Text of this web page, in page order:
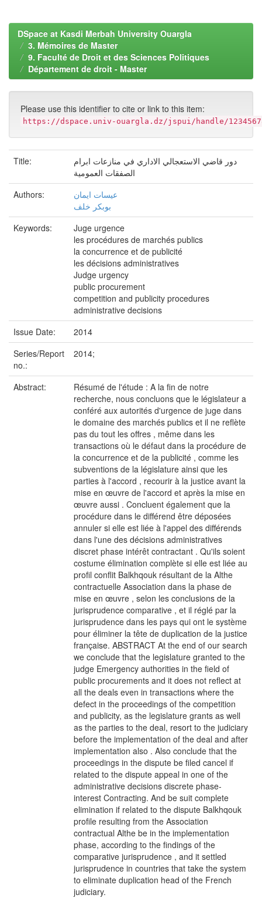
DSpace at Kasdi Merbah University Ouargla
3. Mémoires de Master
9. Faculté de Droit et des Sciences Politiques
Département de droit - Master
Please use this identifier to cite or link to this item:
https://dspace.univ-ouargla.dz/jspui/handle/
Title:
دور قاضي الاستعجالي الاداري في منازعات ابرام
الصفقات العمومية
Authors:
عيسات ايمان
بوبكر خلف
Keywords:
Juge urgence
les procédures de marchés publics
la concurrence et de publicité
les décisions administratives
Judge urgency
public procurement
competition and publicity procedures
administrative decisions
Issue Date:
2014
Series/Report
no.:
2014;
Abstract:
Résumé de l'étude : A la fin de notre
recherche, nous concluons que le législateur a
conféré aux autorités d'urgence de juge dans
le domaine des marchés publics et il ne reflète
pas du tout les offres , même dans les
transactions où le défaut dans la procédure de
la concurrence et de la publicité , comme les
subventions de la législature ainsi que les
parties à l'accord , recourir à la justice avant la
mise en œuvre de l'accord et après la mise en
œuvre aussi . Concluent également que la
procédure dans le différend être déposées
annuler si elle est liée à l'appel des différends
dans l'une des décisions administratives
discret phase intérêt contractant . Qu'ils soient
costume élimination complète si elle est liée au
profil conflit Balkhqouk résultant de la Althe
contractuelle Association dans la phase de
mise en œuvre , selon les conclusions de la
jurisprudence comparative , et il réglé par la
jurisprudence dans les pays qui ont le système
pour éliminer la tête de duplication de la justice
française. ABSTRACT At the end of our search
we conclude that the legislature granted to the
judge Emergency authorities in the field of
public procurements and it does not reflect at
all the deals even in transactions where the
defect in the proceedings of the competition
and publicity, as the legislature grants as well
as the parties to the deal, resort to the judiciary
before the implementation of the deal and after
implementation also . Also conclude that the
proceedings in the dispute be filed cancel if
related to the dispute appeal in one of the
administrative decisions discrete phase-
interest Contracting. And be suit complete
elimination if related to the dispute Balkhqouk
profile resulting from the Association
contractual Althe be in the implementation
phase, according to the findings of the
comparative jurisprudence , and it settled
jurisprudence in countries that take the system
to eliminate duplication head of the French
judiciary.